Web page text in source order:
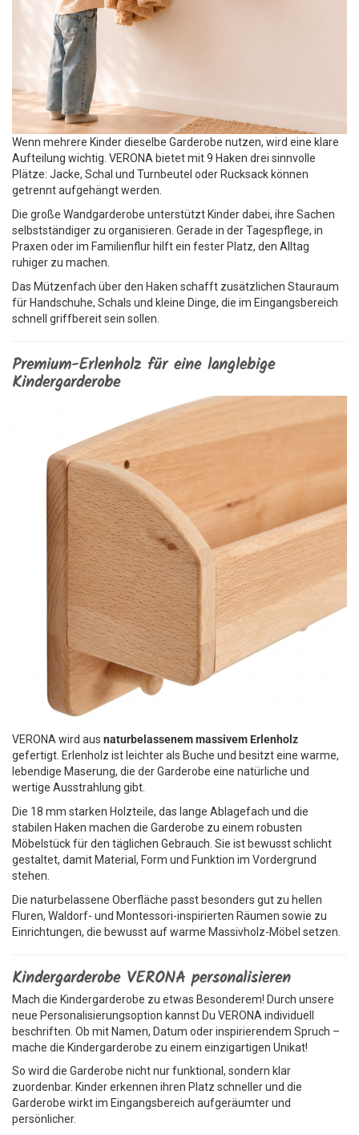
Wenn mehrere Kinder dieselbe Garderobe nutzen, wird eine klare
Aufteilung wichtig. VERONA bietet mit 9 Haken drei sinnvolle
Plätze: Jacke, Schal und Turnbeutel oder Rucksack können
getrennt aufgehängt werden.
Die große Wandgarderobe unterstützt Kinder dabei, ihre Sachen
selbstständiger zu organisieren. Gerade in der Tagespflege, in
Praxen oder im Familienflur hilft ein fester Platz, den Alltag
ruhiger zu machen.
Das Mützenfach über den Haken schafft zusätzlichen Stauraum
für Handschuhe, Schals und kleine Dinge, die im Eingangsbereich
schnell griffbereit sein sollen.
Premium-Erlenholz für eine langlebige
Kindergarderobe
VERONA wird aus naturbelassenem massivem Erlenholz
gefertigt. Erlenholz ist leichter als Buche und besitzt eine warme,
lebendige Maserung, die der Garderobe eine natürliche und
wertige Ausstrahlung gibt.
Die 18 mm starken Holzteile, das lange Ablagefach und die
stabilen Haken machen die Garderobe zu einem robusten
Möbelstück für den täglichen Gebrauch. Sie ist bewusst schlicht
gestaltet, damit Material, Form und Funktion im Vordergrund
stehen.
Die naturbelassene Oberfläche passt besonders gut zu hellen
Fluren, Waldorf- und Montessori-inspirierten Räumen sowie zu
Einrichtungen, die bewusst auf warme Massivholz-Möbel setzen.
Kindergarderobe VERONA personalisieren
Mach die Kindergarderobe zu etwas Besonderem! Durch unsere
neue Personalisierungsoption kannst Du VERONA individuell
beschriften. Ob mit Namen, Datum oder inspirierendem Spruch –
mache die Kindergarderobe zu einem einzigartigen Unikat!
So wird die Garderobe nicht nur funktional, sondern klar
zuordenbar. Kinder erkennen ihren Platz schneller und die
Garderobe wirkt im Eingangsbereich aufgeräumter und
persönlicher.